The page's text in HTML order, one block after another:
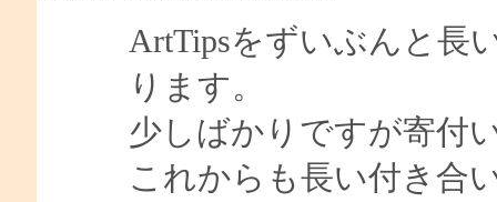
ArtTipsをずいぶんと長
ります。
少しばかりですが寄付
これからも長い付き合